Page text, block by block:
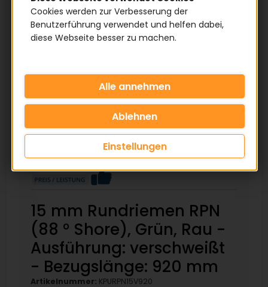
15 mm Rundriemen RPN
(88 ° Shore), Grün, Rau -
Ausführung: verschweißt
- Bezugslänge: 920 mm
Artikelnummer: KPURPN15V920
Cookies werden zur Verbesserung der
Benutzerführung verwendet und helfen dabei,
diese Webseite besser zu machen.
Einstellungen